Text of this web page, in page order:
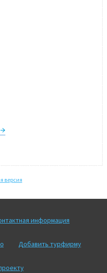
версия
информация
Добавить турфирму